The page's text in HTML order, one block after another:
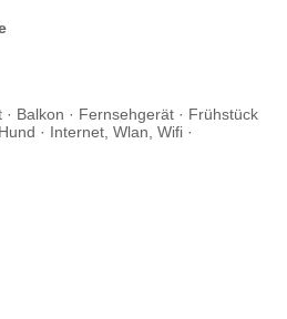
Balkon · Fernsehgerät · Frühstück
· Internet, Wlan, Wifi ·